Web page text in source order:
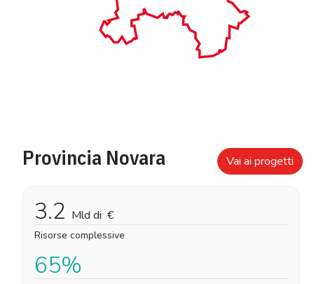
Provincia Novara Vai ai progetti
3.2 Mld di €
Risorse complessive
65%